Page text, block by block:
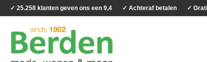
✓ 25.258 klanten geven ons een 9,4 ✓ Achteraf betalen ✓